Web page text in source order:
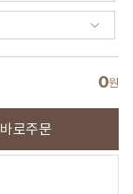
0원
바로주문